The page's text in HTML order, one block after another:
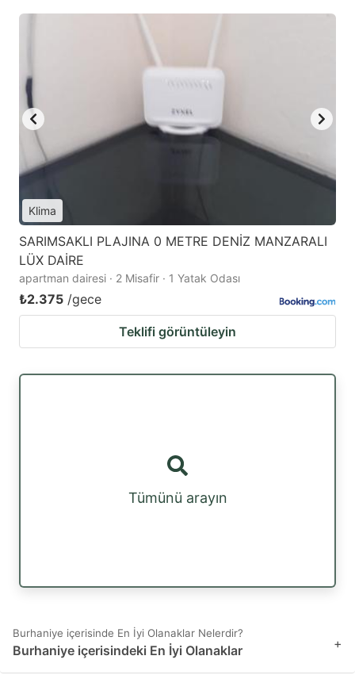
Klima
SARIMSAKLI PLAJINA 0 METRE DENİZ MANZARALI
LÜX DAİRE
apartman dairesi · 2 Misafir · 1 Yatak Odası
₺2.375 /gece
Teklifi görüntüleyin
Tümünü arayın
Burhaniye içerisinde En İyi Olanaklar Nelerdir?
Burhaniye içerisindeki En İyi Olanaklar +